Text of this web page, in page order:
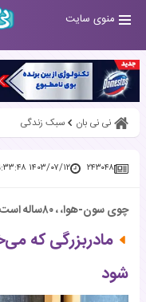
منوی سایت
نی نی بان سبک زندگی
۲۴۳۰۴۸ ۱۴۰۳/۰۷/۱۲ ۰۹:۳۳:۴۸
چوی سون-هوا، ، ۸۰ساله است و ۳ نوه دارد
مادربزرگی که
شود